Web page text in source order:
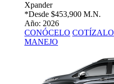
Xpander
*Desde $453,900 M.N.
Año: 2026
CONÓCELO COTÍZALO
MANEJO